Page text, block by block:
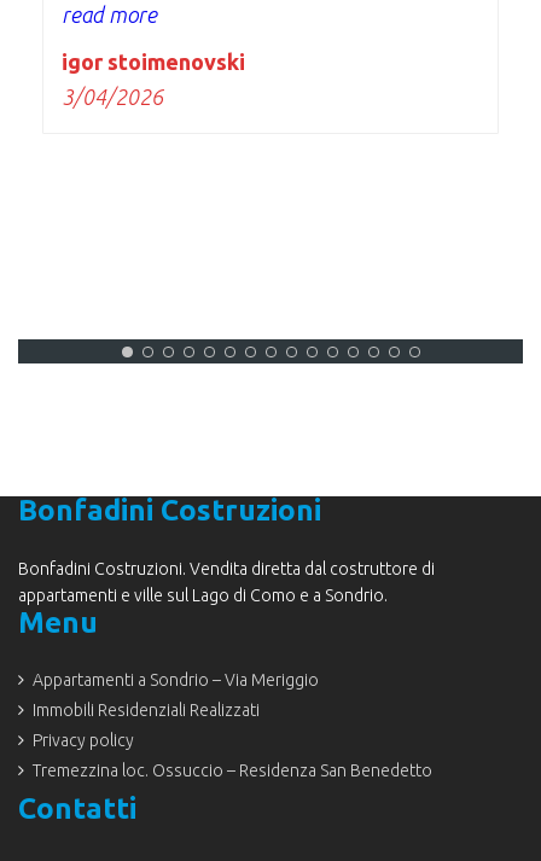
disponibile, precisi e professionali. Ottima
esperienza consigliatissimi
read more
igor stoimenovski
3/04/2026
Bonfadini Costruzioni
Bonfadini Costruzioni. Vendita diretta dal costruttore di
appartamenti e ville sul Lago di Como e a Sondrio.
Menu
Appartamenti a Sondrio – Via Meriggio
Immobili Residenziali Realizzati
Privacy policy
Tremezzina loc. Ossuccio – Residenza San Benedetto
Contatti